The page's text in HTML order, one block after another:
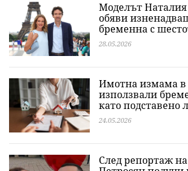
Моделът Наталия
обяви
бременна с
28.05.2026
Имотна измама в
използвали
като подставено
24.05.2026
След репортаж